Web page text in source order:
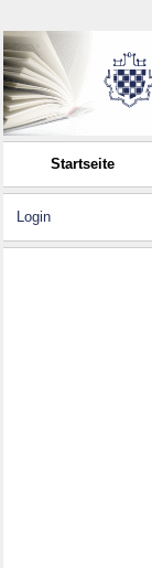
Startseite
Login